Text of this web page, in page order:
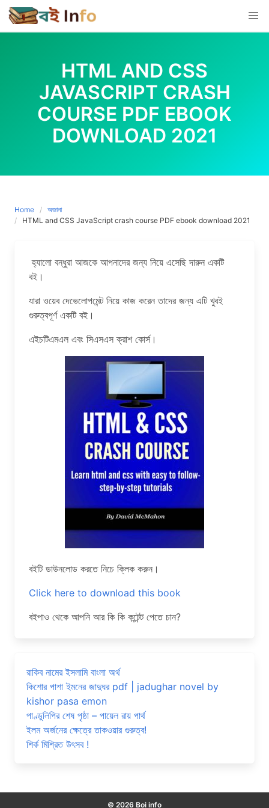
Skip
to
content
HTML AND CSS
JAVASCRIPT CRASH
COURSE PDF EBOOK
DOWNLOAD 2021
Home
অজানা
HTML and CSS JavaScript crash course PDF ebook download 2021
হ্যালো বন্ধুরা আজকে আপনাদের জন্য নিয়ে এসেছি দারুন একটি
বই।
যারা ওয়েব দেভেলোপমেন্ট নিয়ে কাজ করেন তাদের জন্য এটি খুবই
গুরুত্বপূর্ণ একটি বই।
এইচটিএমএল এবং সিএসএস ক্রাশ কোর্স।
বইটি ডাউনলোড করতে নিচে ক্লিক করুন।
Click here to download this book
বইপাও থেকে আপনি আর কি কি কন্টেন্ট পেতে চান?
রাকিব নামের ইসলামি বাংলা অর্থ
কিশোর পাশা ইমনের জাদুঘর pdf | jadughar novel by
kishor pasa emon
পাণ্ডুলিপির শেষ পৃষ্ঠা – পায়েল রায় পার্থ
ইলম অর্জনের ক্ষেত্রে তাকওয়ার গুরুত্ব!
শির্ক মিশ্রিত উৎসব !
© 2026 Boi info